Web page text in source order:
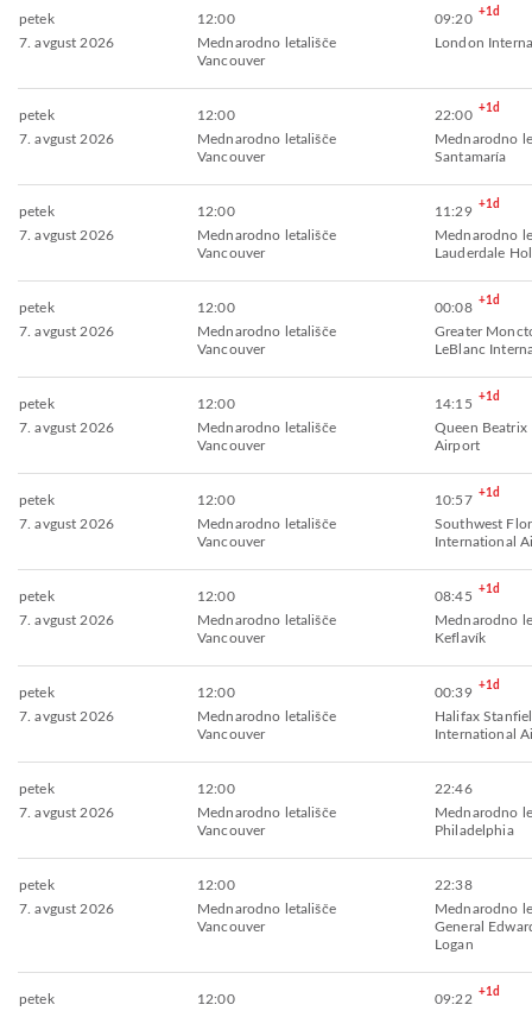
petek
7. avgust 2026
12:00
Mednarodno letališče
Vancouver
09:20 +1d
London
petek
7. avgust 2026
12:00
Mednarodno letališče
Vancouver
22:00 +1d
Mednarodno
Santamaría
petek
7. avgust 2026
12:00
Mednarodno letališče
Vancouver
11:29 +1d
Mednarodno
Lauderdale
petek
7. avgust 2026
12:00
Mednarodno letališče
Vancouver
00:08 +1d
Greater
LeBlanc
petek
7. avgust 2026
12:00
Mednarodno letališče
Vancouver
14:15 +1d
Queen Beatrix
Airport
petek
7. avgust 2026
12:00
Mednarodno letališče
Vancouver
10:57 +1d
Southwest
International
petek
7. avgust 2026
12:00
Mednarodno letališče
Vancouver
08:45 +1d
Mednarodno
Keflavík
petek
7. avgust 2026
12:00
Mednarodno letališče
Vancouver
00:39 +1d
Halifax
International
petek
7. avgust 2026
12:00
Mednarodno letališče
Vancouver
22:46
Mednarodno
Philadelphia
petek
7. avgust 2026
12:00
Mednarodno letališče
Vancouver
22:38
Mednarodno
General
Logan
petek
12:00
09:22 +1d